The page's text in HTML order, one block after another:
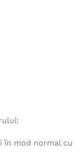
în mod normal cu